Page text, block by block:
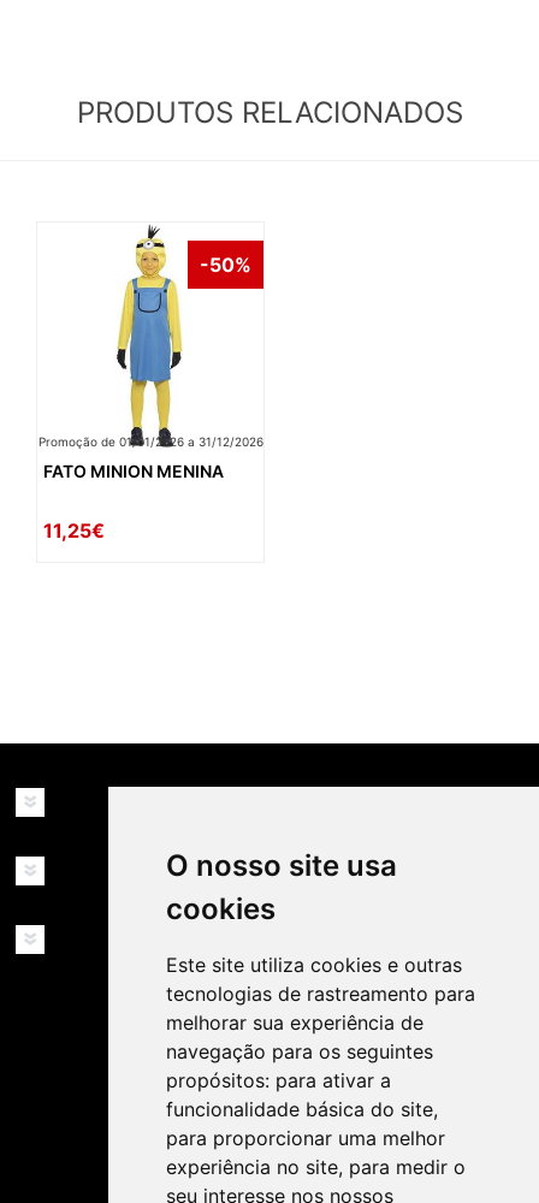
O nosso site usa
cookies
Este site utiliza cookies e outras
tecnologias de rastreamento para
melhorar sua experiência de
navegação para os seguintes
propósitos: para ativar a
funcionalidade básica do site,
para proporcionar uma melhor
experiência no site, para medir o
seu interesse nos nossos
PRODUTOS RELACIONADOS
-50%
Promoção de 01/01/2026 a 31/12/2026
FATO MINION MENINA
11,25€
MINHA CONTA
SIGA-NOS NAS REDES SOCIAIS!